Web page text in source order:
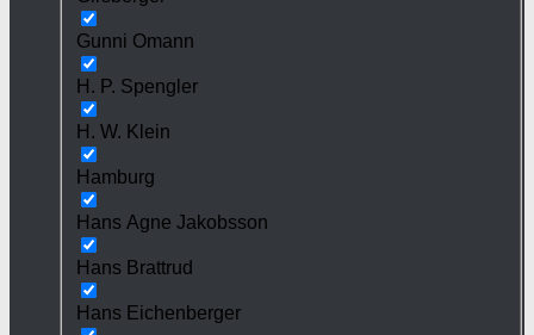
Gunni Omann
H. P. Spengler
H. W. Klein
Hamburg
Hans Agne Jakobsson
Hans Brattrud
Hans Eichenberger